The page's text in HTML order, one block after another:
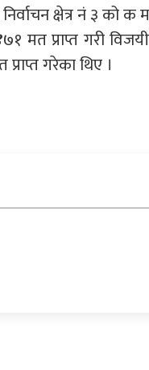
क्षेत्र नं ३ को
मत प्राप्त गरी
गरेका थिए ।